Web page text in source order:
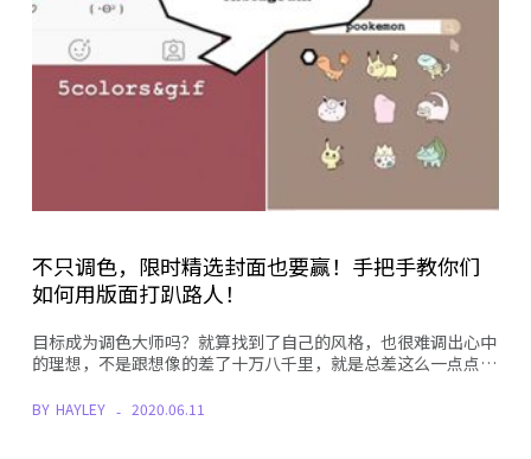
不只调色，限时精选封面也要赢！手把手教你们
如何用版面打趴路人！
目标成为调色大师吗？就算找到了自己的风格，也很难调出心中
的理想，不是跟想像的差了十万八千里，就是总差这么一点点…
BY HAYLEY 2020.06.11